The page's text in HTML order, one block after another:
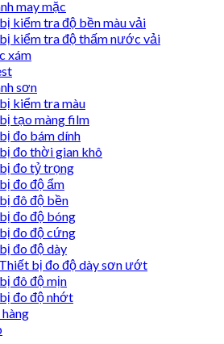
may mặc
kiểm tra độ bền màu vải
kiểm tra độ thấm nước vải
xám
sơn
kiểm tra màu
tạo màng film
đo bám dính
đo thời gian khô
đo tỷ trọng
đo độ ẩm
đô độ bền
đo độ bóng
đo độ cứng
đo độ dày
Thiết bị đo độ dày sơn ướt
đô độ mịn
đo độ nhớt